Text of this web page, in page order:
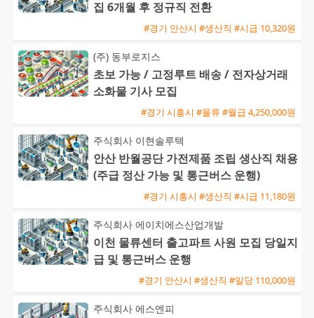
집 6개월 후 정규직 전환
#경기 안산시 #생산직 #시급 10,320원
(주) 동부로지스
초보 가능 / 고정루트 배송 / 전자상거래
소화물 기사 모집
#경기 시흥시 #물류 #월급 4,250,000원
주식회사 이현솔루텍
안산 반월공단 가전제품 조립 생산직 채용
(주급 정산 가능 및 통근버스 운행)
#경기 시흥시 #생산직 #시급 11,180원
주식회사 에이치에스산업개발
이천 물류센터 출고파트 사원 모집 당일지
급 및 통근버스 운행
#경기 안산시 #생산직 #일당 110,000원
주식회사 에스엔피